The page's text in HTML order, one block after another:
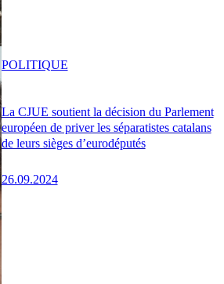
La CJUE soutient la décision du Parlement
européen de priver les séparatistes catalans
de leurs sièges d’eurodéputés
26.09.2024
POLITIQUE